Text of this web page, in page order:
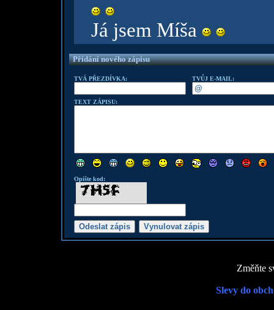
Já jsem Míša
Přidání nového zápisu
TVÁ PŘEZDÍVKA: TVŮJ E-MAIL:
TEXT ZÁPISU:
Opište kod:
Změňte
Slevy do